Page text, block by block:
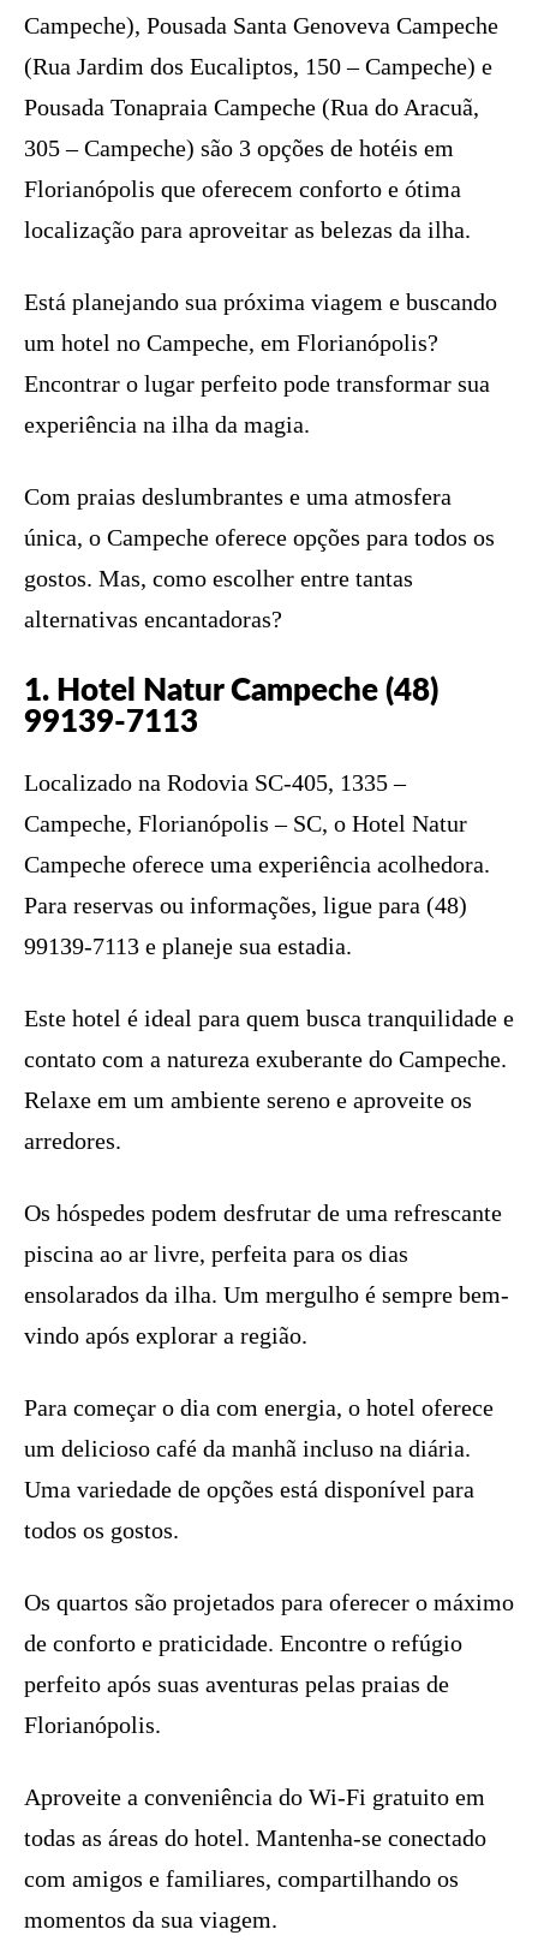
Campeche), Pousada Santa Genoveva Campeche
(Rua Jardim dos Eucaliptos, 150 – Campeche) e
Pousada Tonapraia Campeche (Rua do Aracuã,
305 – Campeche) são 3 opções de hotéis em
Florianópolis que oferecem conforto e ótima
localização para aproveitar as belezas da ilha.
Está planejando sua próxima viagem e buscando
um hotel no Campeche, em Florianópolis?
Encontrar o lugar perfeito pode transformar sua
experiência na ilha da magia.
Com praias deslumbrantes e uma atmosfera
única, o Campeche oferece opções para todos os
gostos. Mas, como escolher entre tantas
alternativas encantadoras?
1. Hotel Natur Campeche (48)
99139-7113
Localizado na Rodovia SC-405, 1335 –
Campeche, Florianópolis – SC, o Hotel Natur
Campeche oferece uma experiência acolhedora.
Para reservas ou informações, ligue para (48)
99139-7113 e planeje sua estadia.
Este hotel é ideal para quem busca tranquilidade e
contato com a natureza exuberante do Campeche.
Relaxe em um ambiente sereno e aproveite os
arredores.
Os hóspedes podem desfrutar de uma refrescante
piscina ao ar livre, perfeita para os dias
ensolarados da ilha. Um mergulho é sempre bem-
vindo após explorar a região.
Para começar o dia com energia, o hotel oferece
um delicioso café da manhã incluso na diária.
Uma variedade de opções está disponível para
todos os gostos.
Os quartos são projetados para oferecer o máximo
de conforto e praticidade. Encontre o refúgio
perfeito após suas aventuras pelas praias de
Florianópolis.
Aproveite a conveniência do Wi-Fi gratuito em
todas as áreas do hotel. Mantenha-se conectado
com amigos e familiares, compartilhando os
momentos da sua viagem.